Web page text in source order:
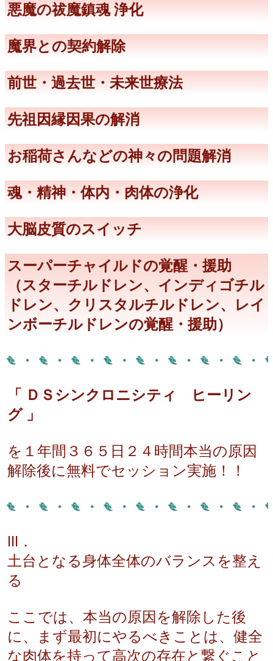
悪魔の祓魔鎮魂 浄化
魔界との契約解除
前世・過去世・未来世療法
先祖因縁因果の解消
お稲荷さんなどの神々の問題解消
魂・精神・体内・肉体の浄化
大脳皮質のスイッチ
スーパーチャイルドの覚醒・援助
（スターチルドレン、インディゴチル
ドレン、クリスタルチルドレン、レイ
ンボーチルドレンの覚醒・援助）
「 ＤＳシンクロニシティ ヒーリン
グ 」
を１年間３６５日２４時間本当の原因
解除後に無料でセッション実施！！
Ⅲ．
土台となる身体全体のバランスを整え
る
ここでは、本当の原因を解除した後
に、まず最初にやるべきことは、健全
な肉体を持って高次の存在と繋ぐこと